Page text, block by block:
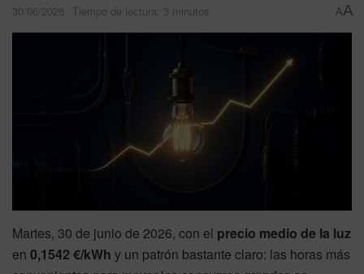
30/06/2026 Tiempo de lectura: 3 minutos AA
Martes, 30 de junio de 2026, con el precio medio de la luz
en 0,1542 €/kWh y un patrón bastante claro: las horas más